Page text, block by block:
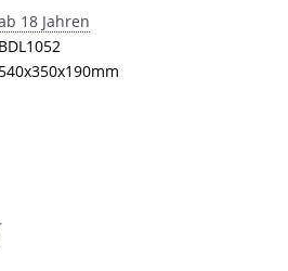
18 Jahren
BDL1052
540x350x190mm